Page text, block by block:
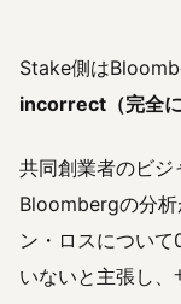
Stake側は
incorrect（完全に
共同創業者のビジ
Bloombergの分析
ン・ロスについ
いないと主張し、